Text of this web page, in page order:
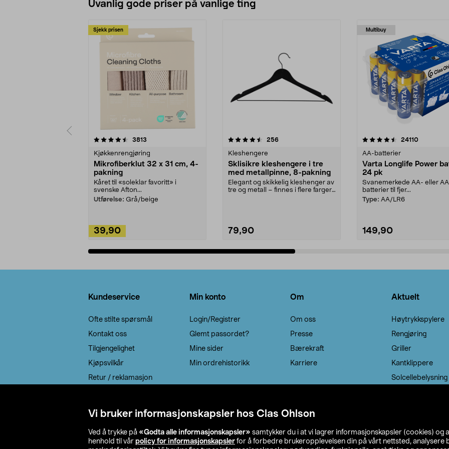
Vi bruker informasjonskapsler hos Clas Ohlson
Ved å trykke på «Godta alle informasjonskapsler» samtykker du i at vi lagrer informasjonskapsler (cookies) og
henhold til vår policy for informasjonskapsler for å forbedre brukeropplevelsen din på vårt nettsted, analysere
Uvanlig gode priser på vanlige ting
Sjekk prisen
3813
Kjøkkenrengjøring
Mikrofiberklut 32 x 31 cm, 4-
pakning
Kåret til «soleklar favoritt» i
svenske Afton...
Utførelse: Grå/beige
39,90
4.5av 5 stjerner 256anmeldelser
Kleshengere
Sklisikre kleshengere i tre
med metallpinne, 8-pakning
Elegant og skikkelig kleshenger av
tre og metall – finnes i flere farger.
79,90
Multibuy
4.5av 5 stjerner 24110
AA-batterier
Varta Longlife Power
24 pk
Svanemerkede AA- eller
batterier til fjer...
Type: AA/LR6
149,90
4.5av 5 stjerner
Kundeservice
Ofte stilte spørsmål
Kontakt oss
Tilgjengelighet
Kjøpsvilkår
Retur / reklamasjon
Min konto
Login/Registrer
Glemt passordet?
Mine sider
Min ordrehistorikk
Om
Om oss
Presse
Bærekraft
Karriere
Aktuelt
Høytrykkspylere
Rengjøring
Griller
Kantklippere
Solcellebelysning